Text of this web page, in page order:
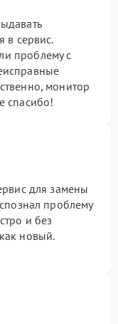
в сервис.
проблему с
монитор
спасибо!
для замены
проблему
и без
новый.